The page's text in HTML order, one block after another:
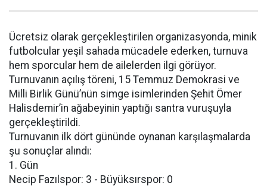
Ücretsiz olarak gerçekleştirilen organizasyonda, minik
futbolcular yeşil sahada mücadele ederken, turnuva
hem sporcular hem de ailelerden ilgi görüyor.
Turnuvanın açılış töreni, 15 Temmuz Demokrasi ve
Milli Birlik Günü’nün simge isimlerinden Şehit Ömer
Halisdemir’in ağabeyinin yaptığı santra vuruşuyla
gerçekleştirildi.
Turnuvanın ilk dört gününde oynanan karşılaşmalarda
şu sonuçlar alındı:
1. Gün
Necip Fazılspor: 3 - Büyüksırspor: 0